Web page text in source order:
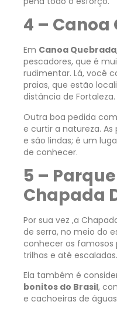
4 –
Em Canoa Quebrada
pescadores, que é
rudimentar. Lá, você
praias, que estão
distância de Fortaleza.
Outra boa pedida
e curtir a natureza.
e são lindas; é um
de conhecer.
5 –
Chapada
Por sua vez ,a
de serra, no meio do
conhecer os famosos
trilhas e até escaladas.
Ela também é
bonitos do Brasil,
e cachoeiras de